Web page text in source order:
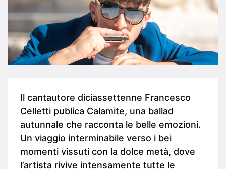
Il cantautore diciassettenne Francesco
Celletti publica Calamite, una ballad
autunnale che racconta le belle emozioni.
Un viaggio interminabile verso i bei
momenti vissuti con la dolce metà, dove
l’artista rivive intensamente tutte le